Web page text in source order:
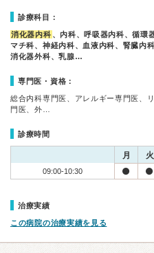
診療科目：
消化器内科 、内科、呼吸器内科、循環
マチ科、神経内科、血液内科、腎臓内
消化器外科、乳腺…
専門医・資格：
総合内科専門医、アレルギー専門医、
門医、外…
診療時間
月 火
09:00-10:30
治療実績
この病院の治療実績を見る